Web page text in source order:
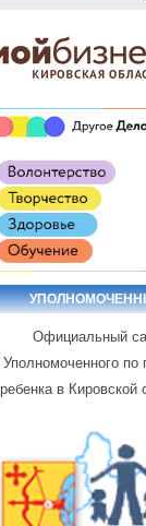
Официальный
Уполномоченного по
ребенка в Кировской